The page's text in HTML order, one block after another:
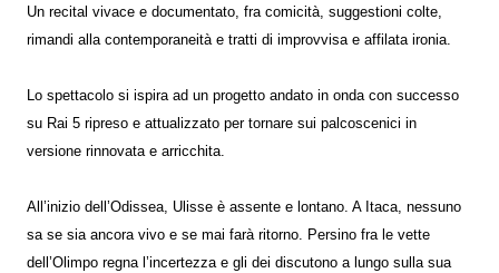
Un recital vivace e documentato, fra comicità, suggestioni colte,
rimandi alla contemporaneità e tratti di improvvisa e affilata ironia.
Lo spettacolo si ispira ad un progetto andato in onda con successo
su Rai 5 ripreso e attualizzato per tornare sui palcoscenici in
versione rinnovata e arricchita.
All’inizio dell’Odissea, Ulisse è assente e lontano. A Itaca, nessuno
sa se sia ancora vivo e se mai farà ritorno. Persino fra le vette
dell’Olimpo regna l’incertezza e gli dei discutono a lungo sulla sua